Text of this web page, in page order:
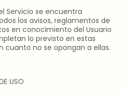
Servicio se encuentra
los avisos, reglamentos de
en conocimiento del Usuario
lo previsto en estas
cuanto no se opongan a ellas.
USO